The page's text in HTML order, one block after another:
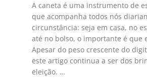
A caneta é uma instrumento de
que acompanha todos nós
circunstância: seja em casa, no
até no bolso, o importante é que
Apesar do peso crescente do
este artigo continua a ser dos
eleição. …